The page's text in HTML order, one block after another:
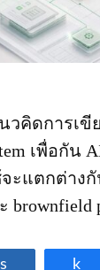
วคิดการเขี
เพื่อกัน
จะแตกต่าง
brownfield